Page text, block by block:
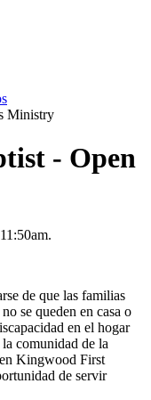
Ministry
- Open
de que las familias
se queden en casa o
en el hogar
comunidad de la
Kingwood First
de servir